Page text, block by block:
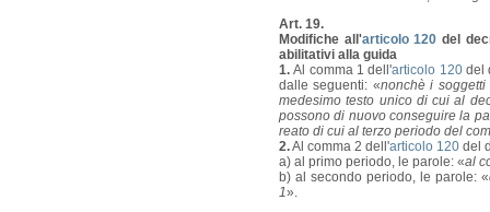
Art. 19.
Modifiche all'articolo 120 del
abilitativi alla guida
1.Al comma 1 dell'articolo 120del
dalle seguenti: «nonchè i
medesimo testo unico di cui al
possono di nuovo conseguire la
reato di cui al terzo periodo del
2.Al comma 2 dell'articolo 120 del
a) al primo periodo, le parole: «al
b) al secondo periodo, le parole: «
1».